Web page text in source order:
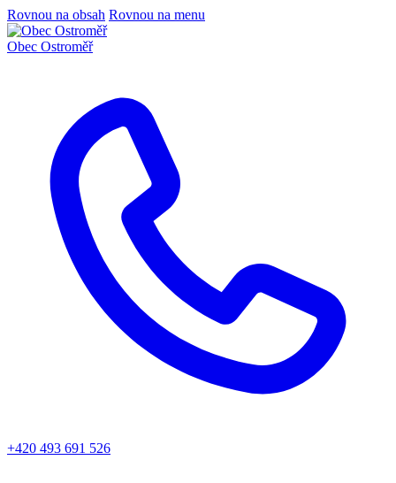
Rovnou na obsah Rovnou na menu
Obec Ostroměř
+420 493 691 526